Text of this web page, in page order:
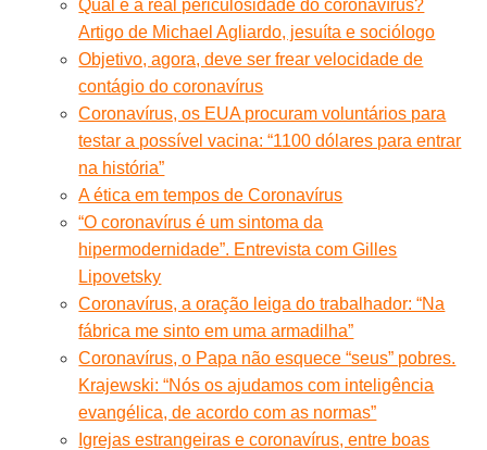
Qual é a real periculosidade do coronavírus?
Artigo de Michael Agliardo, jesuíta e sociólogo
Objetivo, agora, deve ser frear velocidade de
contágio do coronavírus
Coronavírus, os EUA procuram voluntários para
testar a possível vacina: “1100 dólares para entrar
na história”
A ética em tempos de Coronavírus
“O coronavírus é um sintoma da
hipermodernidade”. Entrevista com Gilles
Lipovetsky
Coronavírus, a oração leiga do trabalhador: “Na
fábrica me sinto em uma armadilha”
Coronavírus, o Papa não esquece “seus” pobres.
Krajewski: “Nós os ajudamos com inteligência
evangélica, de acordo com as normas”
Igrejas estrangeiras e coronavírus, entre boas